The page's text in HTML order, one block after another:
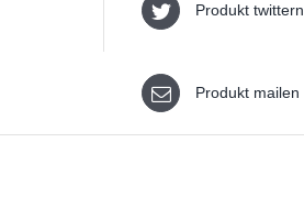
Produkt twittern
Produkt mailen